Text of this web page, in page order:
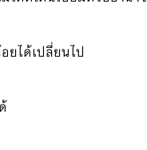
ยได้เปลี่ยนไป